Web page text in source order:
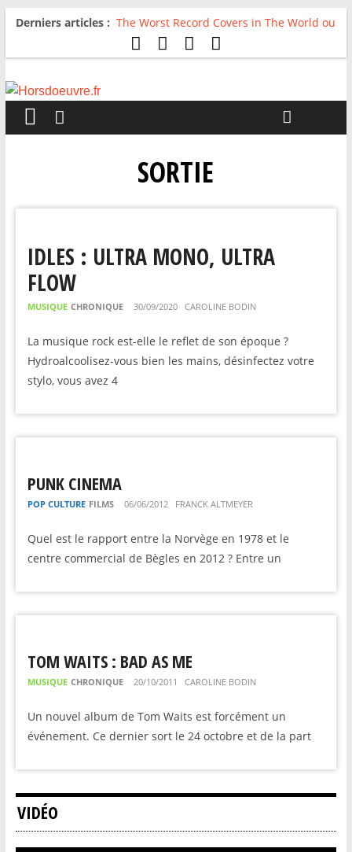
Derniers articles : The Worst Record Covers in The World ou
Comment rire du pire
Avril 2026 : C’est dans les vieux pots
For The First Time, Again : Tyler Ballgame
SORTIE
IDLES : ULTRA MONO, ULTRA
FLOW
MUSIQUE CHRONIQUE 30/09/2020 CAROLINE BODIN
La musique rock est-elle le reflet de son époque ?
Hydroalcoolisez-vous bien les mains, désinfectez votre
stylo, vous avez 4
PUNK CINEMA
POP CULTURE FILMS 06/06/2012 FRANCK ALTMEYER
Quel est le rapport entre la Norvège en 1978 et le
centre commercial de Bègles en 2012 ? Entre un
TOM WAITS : BAD AS ME
MUSIQUE CHRONIQUE 20/10/2011 CAROLINE BODIN
Un nouvel album de Tom Waits est forcément un
événement. Ce dernier sort le 24 octobre et de la part
VIDÉO